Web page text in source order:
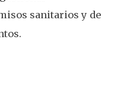
sanitarios y de